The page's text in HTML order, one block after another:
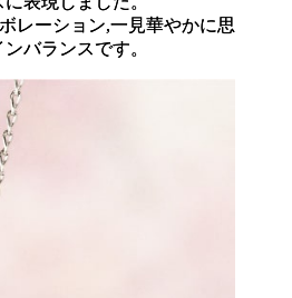
レーション,一見華やかに思
バランスです。